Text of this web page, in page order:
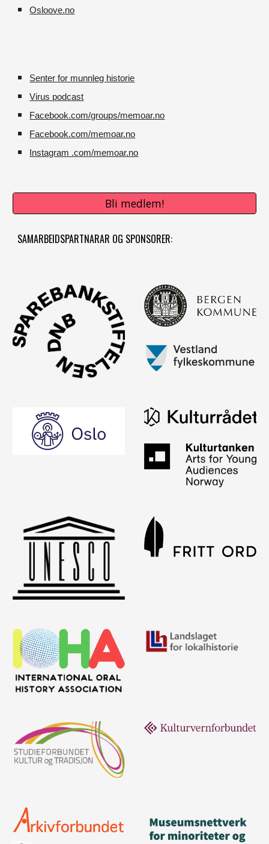
Osloove.no
Senter for munnleg historie
Virus podcast
Facebook.com/groups/memoar.no
Facebook.com/memoar.no
Instagram .com/memoar.no
Bli medlem!
SAMARBEIDSPARTNARAR OG SPONSORER: